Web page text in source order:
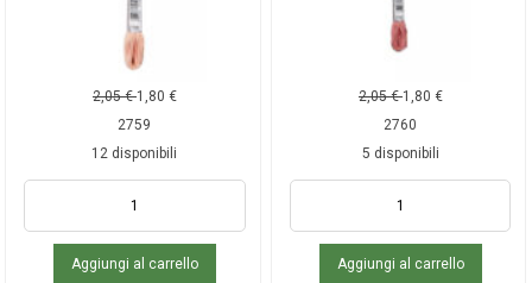
2,05€ 1,80 €
2759
12 disponibili
Aggiungi al carrello
2,05€ 1,80 €
2760
5 disponibili
Aggiungi al carrello